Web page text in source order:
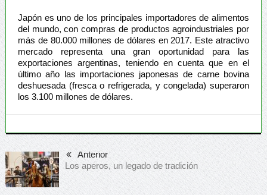
Japón es uno de los principales importadores de alimentos
del mundo, con compras de productos agroindustriales por
más de 80.000 millones de dólares en 2017. Este atractivo
mercado representa una gran oportunidad para las
exportaciones argentinas, teniendo en cuenta que en el
último año las importaciones japonesas de carne bovina
deshuesada (fresca o refrigerada, y congelada) superaron
los 3.100 millones de dólares.
Anterior
Los aperos, un legado de tradición